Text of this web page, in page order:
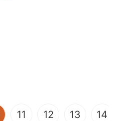
(current)
11 12 13 14